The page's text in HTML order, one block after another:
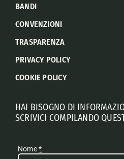
BANDI
CONVENZIONI
TRASPARENZA
PRIVACY POLICY
COOKIE POLICY
HAI BISOGNO DI
SCRIVICI COMPILANDO
Nome*